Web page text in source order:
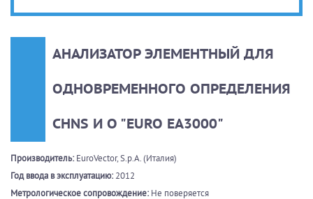
АНАЛИЗАТОР ЭЛЕМЕНТНЫЙ ДЛЯ
ОДНОВРЕМЕННОГО ОПРЕДЕЛЕНИЯ
СHNS И О "ЕURO EA3000"
Производитель: EuroVector, S.p.A. (Италия)
Год ввода в эксплуатацию: 2012
Метрологическое сопровождение: Не поверяется